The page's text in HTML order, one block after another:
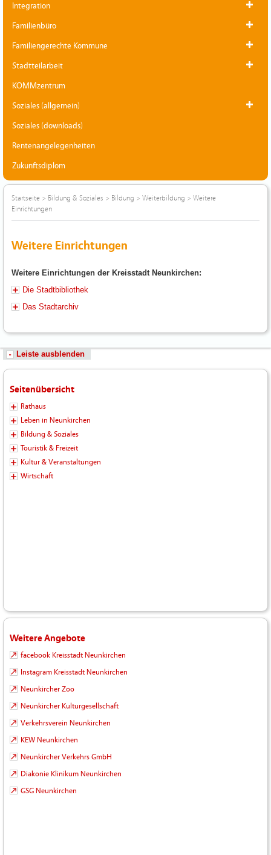
Integration
Familienbüro
Familiengerechte Kommune
Stadtteilarbeit
KOMMzentrum
Soziales (allgemein)
Soziales (downloads)
Rentenangelegenheiten
Zukunftsdiplom
Startseite > Bildung & Soziales > Bildung > Weiterbildung > Weitere
Einrichtungen
Weitere Einrichtungen
Weitere Einrichtungen der Kreisstadt Neunkirchen:
Die Stadtbibliothek
Das Stadtarchiv
Leiste ausblenden
Seitenübersicht
Rathaus
Leben in Neunkirchen
Bildung & Soziales
Touristik & Freizeit
Kultur & Veranstaltungen
Wirtschaft
Weitere Angebote
facebook Kreisstadt Neunkirchen
Instagram Kreisstadt Neunkirchen
Neunkircher Zoo
Neunkircher Kulturgesellschaft
Verkehrsverein Neunkirchen
KEW Neunkirchen
Neunkircher Verkehrs GmbH
Diakonie Klinikum Neunkirchen
GSG Neunkirchen